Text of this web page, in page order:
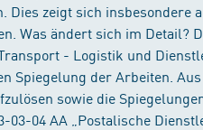
Dies zeigt sich insbesondere
Was ändert sich im Detail?
- Logistik und
Spiegelung der Arbeiten.
sowie die
04 AA „Postalische